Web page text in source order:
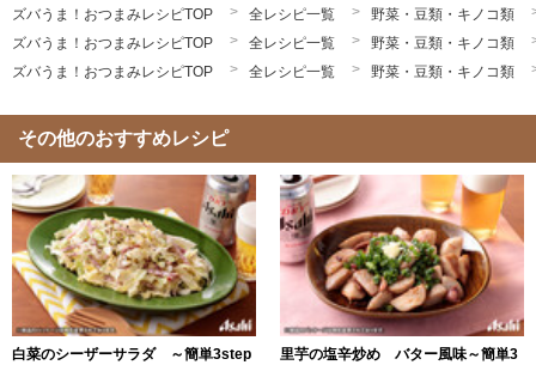
ズバうま！おつまみレシピTOP
全レシピ一覧
野菜・豆類・キノコ類
ズバうま！おつまみレシピTOP
全レシピ一覧
野菜・豆類・キノコ類
ズバうま！おつまみレシピTOP
全レシピ一覧 野菜・豆類・キノコ類
その他のおすすめレシピ
白菜のシーザーサラダ ～簡単3step
里芋の塩辛炒め バター風味～簡単3